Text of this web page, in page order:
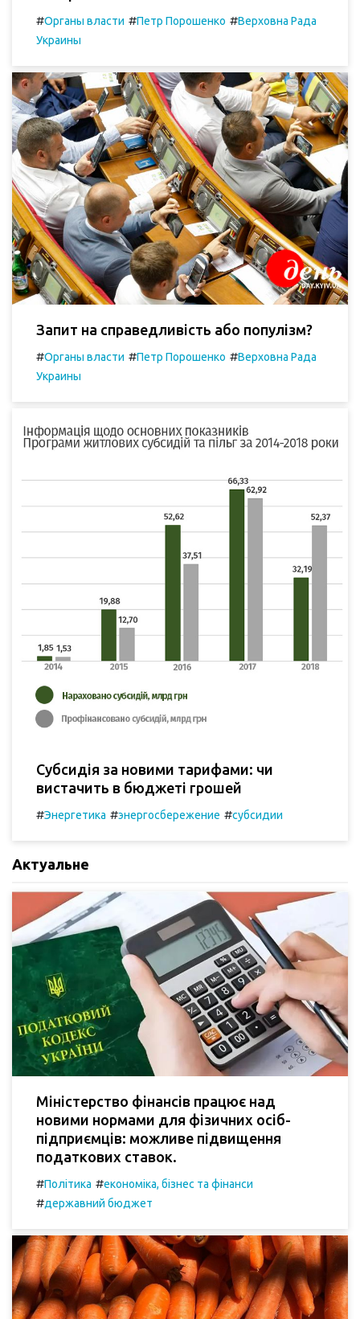
#Органы власти #Петр Порошенко #Верховна Рада
Украины
Запит на справедливість або популізм?
#Органы власти #Петр Порошенко #Верховна Рада
Украины
Субсидія за новими тарифами: чи
вистачить в бюджеті грошей
#Энергетика #энергосбережение #субсидии
Актуальне
Міністерство фінансів працює над
новими нормами для фізичних осіб-
підприємців: можливе підвищення
податкових ставок.
#Політика #економіка, бізнес та фінанси
#державний бюджет